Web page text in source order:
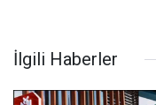
İlgili Haberler